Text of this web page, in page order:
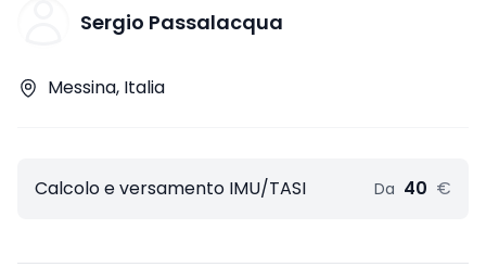
Sergio Passalacqua
Messina, Italia
Calcolo e versamento IMU/TASI Da 40 €